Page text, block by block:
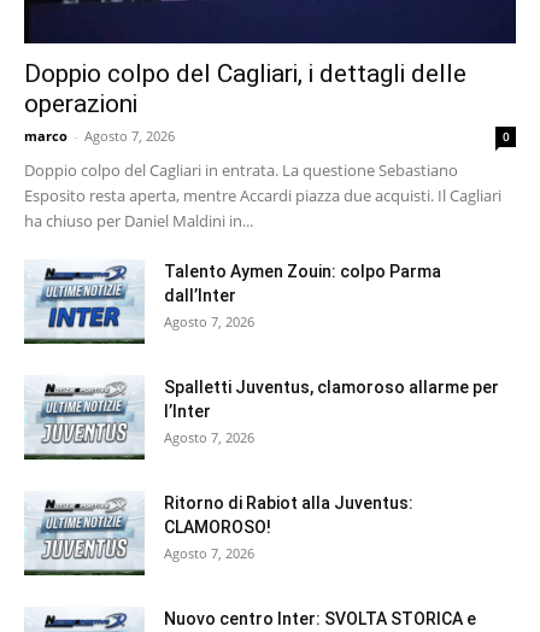
Doppio colpo del Cagliari, i dettagli delle
operazioni
marco - Agosto 7, 2026 0
Doppio colpo del Cagliari in entrata. La questione Sebastiano
Esposito resta aperta, mentre Accardi piazza due acquisti. Il Cagliari
ha chiuso per Daniel Maldini in...
Talento Aymen Zouin: colpo Parma
dall’Inter
Agosto 7, 2026
Spalletti Juventus, clamoroso allarme per
l’Inter
Agosto 7, 2026
Ritorno di Rabiot alla Juventus:
CLAMOROSO!
Agosto 7, 2026
Nuovo centro Inter: SVOLTA STORICA e